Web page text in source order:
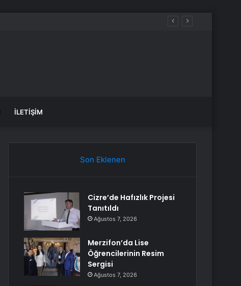
İLETIŞIM
Son Eklenen
Cizre’de Hafızlık Projesi
Tanıtıldı
Ağustos 7, 2026
Merzifon’da Lise
Öğrencilerinin Resim
Sergisi
Ağustos 7, 2026